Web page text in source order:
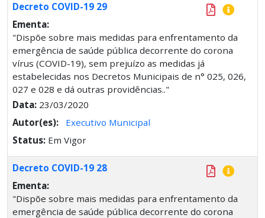
Decreto COVID-19 29
Ementa:
"Dispõe sobre mais medidas para enfrentamento da
emergência de saúde pública decorrente do corona
vírus (COVID-19), sem prejuízo as medidas já
estabelecidas nos Decretos Municipais de n° 025, 026,
027 e 028 e dá outras providências.."
Data: 23/03/2020
Autor(es):
Executivo Municipal
Status: Em Vigor
Decreto COVID-19 28
Ementa:
"Dispõe sobre mais medidas para enfrentamento da
emergência de saúde pública decorrente do corona